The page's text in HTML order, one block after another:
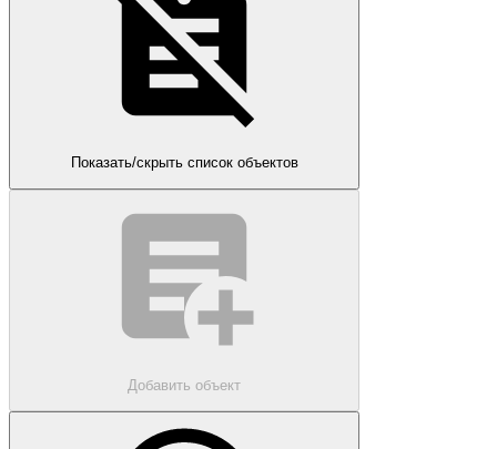
Показать/скрыть список объектов
Добавить объект